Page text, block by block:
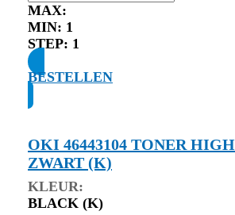
MAX:
MIN: 1
STEP: 1
BESTELLEN
OKI 46443104 TONER
ZWART (K)
KLEUR:
BLACK (K)